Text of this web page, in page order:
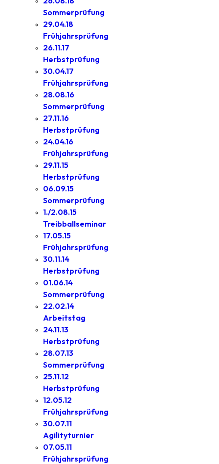
Sommerprüfung
29.04.18
Frühjahrsprüfung
26.11.17
Herbstprüfung
30.04.17
Frühjahrsprüfung
28.08.16
Sommerprüfung
27.11.16
Herbstprüfung
24.04.16
Frühjahrsprüfung
29.11.15
Herbstprüfung
06.09.15
Sommerprüfung
1./2.08.15
Treibballseminar
17.05.15
Frühjahrsprüfung
30.11.14
Herbstprüfung
01.06.14
Sommerprüfung
22.02.14
Arbeitstag
24.11.13
Herbstprüfung
28.07.13
Sommerprüfung
25.11.12
Herbstprüfung
12.05.12
Frühjahrsprüfung
30.07.11
Agilityturnier
07.05.11
Frühjahrsprüfung